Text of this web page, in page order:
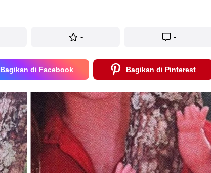
- -
Bagikan di Facebook Bagikan di Pinterest